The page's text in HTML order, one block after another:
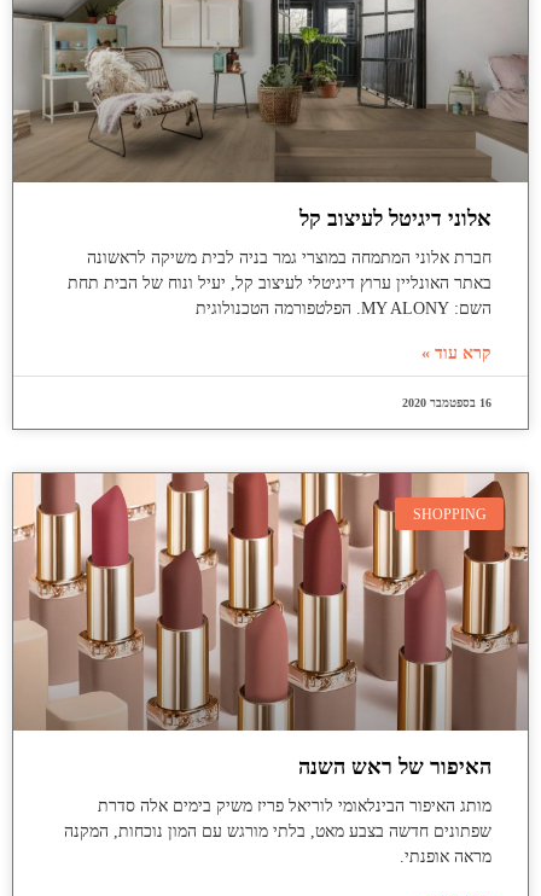
אלוני דיגיטל לעיצוב קל
חברת אלוני המתמחה במוצרי גמר בניה לבית משיקה לראשונה
באתר האונליין ערוץ דיגיטלי לעיצוב קל, יעיל ונוח של הבית תחת
השם: MY ALONY. הפלטפורמה הטכנולוגית
קרא עוד »
16 בספטמבר 2020
SHOPPING
האיפור של ראש השנה
מותג האיפור הבינלאומי לוריאל פריז משיק בימים אלה סדרת
שפתונים חדשה בצבע מאט, בלתי מורגש עם המון נוכחות, המקנה
מראה אופנתי.